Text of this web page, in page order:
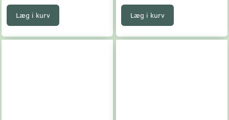
Læg i kurv Læg i kurv